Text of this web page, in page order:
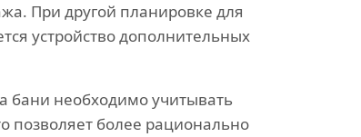
При другой планировке для
устройство дополнительных
бани необходимо учитывать
позволяет более рационально